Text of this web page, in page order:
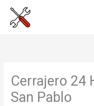
Cerrajero 24
San Pablo